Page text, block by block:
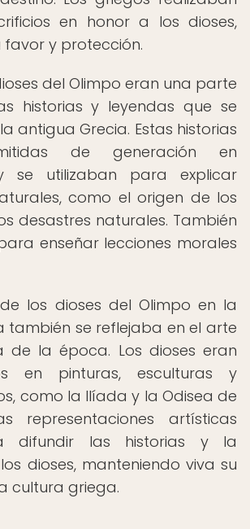
en honor a los dioses,
y protección.
del Olimpo eran una parte
historias y leyendas que se
antigua Grecia. Estas historias
de generación en
se utilizaban para explicar
como el origen de los
desastres naturales. También
enseñar lecciones morales
los dioses del Olimpo en la
también se reflejaba en el arte
de la época. Los dioses eran
en pinturas, esculturas y
como la Ilíada y la Odisea de
representaciones artísticas
difundir las historias y la
dioses, manteniendo viva su
cultura griega.